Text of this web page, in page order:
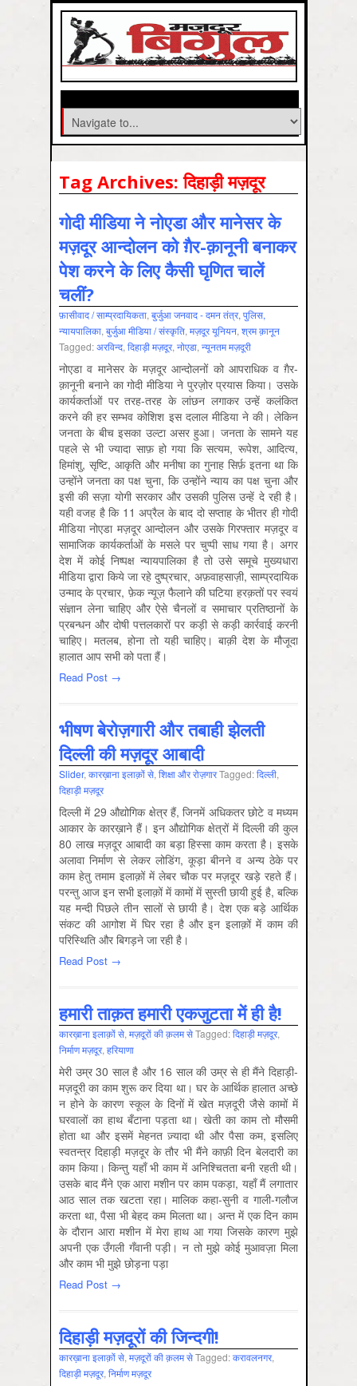
Tag Archives:दिहाड़ी मज़दूर
गोदी मीडिया ने नोएडा और मानेसर के
मज़दूर आन्दोलन को ग़ैर-क़ानूनी बनाकर
पेश करने के लिए कैसी घृणित चालें
चलीं?
फ़ासीवाद / साम्‍प्रदायिकता, बुर्जुआ जनवाद - दमन तंत्र, पुलिस,
न्‍यायपालिका, बुर्जुआ मीडिया / संस्कृति, मज़दूर यूनियन, श्रम क़ानून
Tagged:अरविन्द, दिहाड़ी मज़दूर, नोएडा, न्यूनतम मज़दूरी
नोएडा व मानेसर के मज़दूर आन्दोलनों को आपराधिक व ग़ैर-
क़ानूनी बनाने का गोदी मीडिया ने पुरज़ोर प्रयास किया। उसके
कार्यकर्ताओं पर तरह-तरह के लांछन लगाकर उन्हें कलंकित
करने की हर सम्भव कोशिश इस दलाल मीडिया ने की। लेकिन
जनता के बीच इसका उल्टा असर हुआ। जनता के सामने यह
पहले से भी ज्यादा साफ़ हो गया कि सत्यम, रूपेश, आदित्य,
हिमांशु, सृष्टि, आकृति और मनीषा का गुनाह सिर्फ़ इतना था कि
उन्होंने जनता का पक्ष चुना, कि उन्होंने न्याय का पक्ष चुना और
इसी की सज़ा योगी सरकार और उसकी पुलिस उन्हें दे रही है।
यही वजह है कि 11 अप्रैल के बाद दो सप्ताह के भीतर ही गोदी
मीडिया नोएडा मज़दूर आन्दोलन और उसके गिरफ्तार मज़दूर व
सामाजिक कार्यकर्ताओं के मसले पर चुप्पी साध गया है। अगर
देश में कोई निष्पक्ष न्यायपालिका है तो उसे समूचे मुख्यधारा
मीडिया द्वारा किये जा रहे दुष्प्रचार, अफ़वाहसाज़ी, साम्प्रदायिक
उन्माद के प्रचार, फ़ेक न्यूज़ फैलाने की घटिया हरक़तों पर स्वयं
संज्ञान लेना चाहिए और ऐसे चैनलों व समाचार प्रतिष्ठानों के
प्रबन्धन और दोषी पत्तलकारों पर कड़ी से कड़ी कार्रवाई करनी
चाहिए। मतलब, होना तो यही चाहिए। बाक़ी देश के मौजूदा
हालात आप सभी को पता हैं।
Read Post →
भीषण बेरोज़गारी और तबाही झेलती
दिल्ली की मज़दूर आबादी
Slider, कारख़ाना इलाक़ों से, शिक्षा और रोज़गारTagged:दिल्‍ली,
दिहाड़ी मज़दूर
दिल्ली में 29 औद्योगिक क्षेत्र हैं, जिनमें अधिकतर छोटे व मध्यम
आकार के कारख़ाने हैं। इन औद्योगिक क्षेत्रों में दिल्ली की कुल
80 लाख मज़दूर आबादी का बड़ा हिस्सा काम करता है। इसके
अलावा निर्माण से लेकर लोडिंग, कूड़ा बीनने व अन्य ठेके पर
काम हेतु तमाम इलाक़ों में लेबर चौ‍क पर मज़दूर खड़े रहते हैं।
परन्तु आज इन सभी इलाक़ों में कामों में सुस्ती छायी हुई है, बल्कि
यह मन्दी पिछले तीन सालों से छायी है। देश एक बड़े आर्थिक
संकट की आगोश में घिर रहा है और इन इलाक़ों में काम की
परिस्थिति और बिगड़ने जा रही है।
Read Post →
हमारी ताक़त हमारी एकजुटता में ही है!
कारख़ाना इलाक़ों से, मज़दूरों की क़लम सेTagged:दिहाड़ी मज़दूर,
निर्माण मज़दूर, हरियाणा
मेरी उम्र 30 साल है और 16 साल की उम्र से ही मैंने दिहाड़ी-
मज़दूरी का काम शुरू कर दिया था। घर के आर्थिक हालात अच्छे
न होने के कारण स्कूल के दिनों में खेत मज़दूरी जैसे कामों में
घरवालों का हाथ बँटाना पड़ता था। खेती का काम तो मौसमी
होता था और इसमें मेहनत ज़्यादा थी और पैसा कम, इसलिए
स्वतन्त्र दिहाड़ी मज़दूर के तौर भी मैंने काफ़ी दिन बेलदारी का
काम किया। किन्तु यहाँ भी काम में अनिश्चितता बनी रहती थी।
उसके बाद मैंने एक आरा मशीन पर काम पकड़ा, यहाँ मैं लगातार
आठ साल तक खटता रहा। मालिक कहा-सुनी व गाली-गलौज
करता था, पैसा भी बेहद कम मिलता था। अन्त में एक दिन काम
के दौरान आरा मशीन में मेरा हाथ आ गया जिसके कारण मुझे
अपनी एक उँगली गँवानी पड़ी। न तो मुझे कोई मुआवज़ा मिला
और काम भी मुझे छोड़ना पड़ा
Read Post →
दिहाड़ी मज़दूरों की जिन्दगी!
कारख़ाना इलाक़ों से, मज़दूरों की क़लम सेTagged:करावलनगर,
दिहाड़ी मज़दूर, निर्माण मज़दूर